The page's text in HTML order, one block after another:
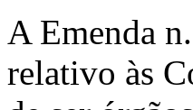
A Emenda
relativo às